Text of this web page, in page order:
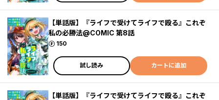
【単話版】『ライフで受けてライフで殴る』これぞ
私の必勝法@COMIC 第8話
150
ポイント
試し読み カートに追加
【単話版】『ライフで受けてライフで殴る』これぞ